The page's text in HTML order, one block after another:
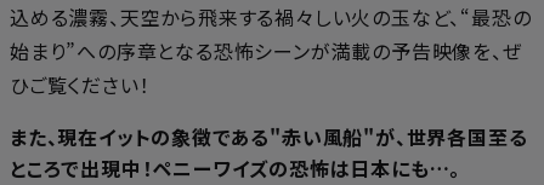
込める濃霧、天空から飛来する禍々しい火の玉など、“最恐の
始まり”への序章となる恐怖シーンが満載の予告映像を、ぜ
ひご覧ください！
また、現在イットの象徴である"赤い風船"が、世界各国至る
ところで出現中！ペニーワイズの恐怖は日本にも…。